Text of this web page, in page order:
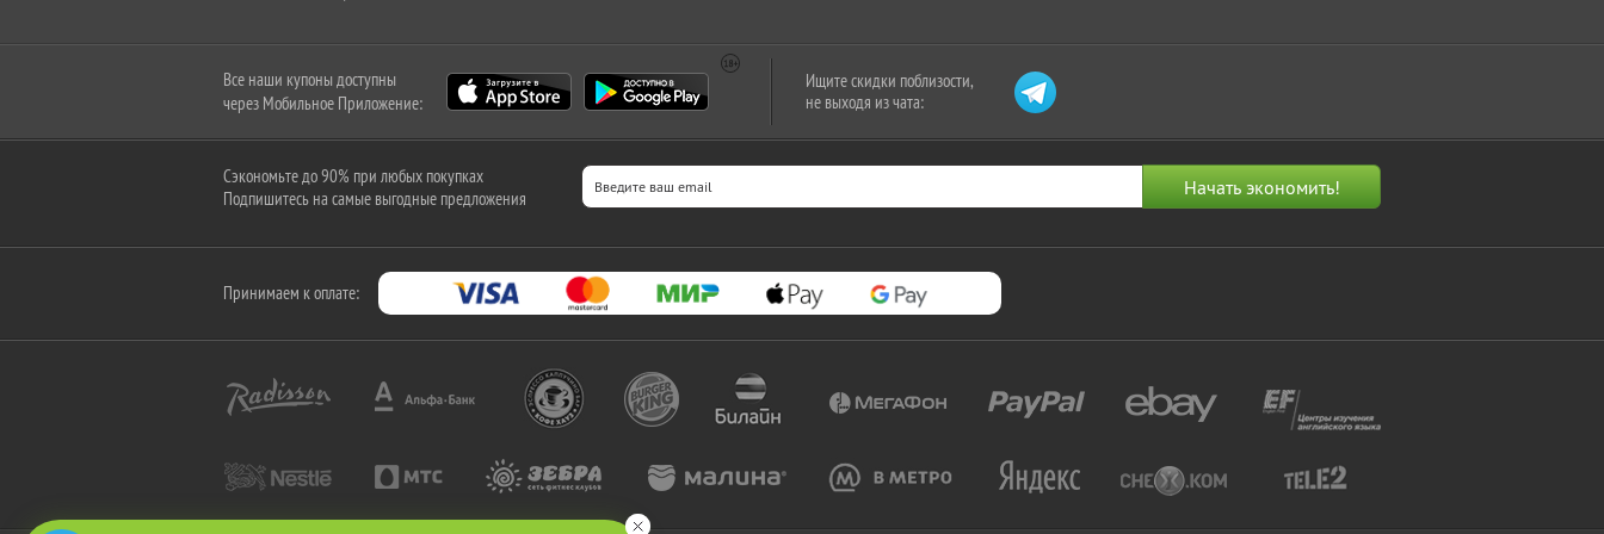
Все наши купоны доступны
через Мобильное Приложение:
Ищите скидки поблизости,
не выходя из чата:
Сэкономьте до 90% при любых покупках
Подпишитесь на самые выгодные предложения
Принимаем к оплате: